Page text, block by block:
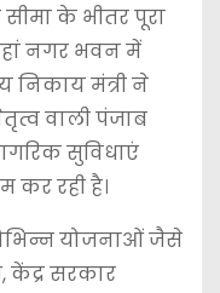
सीमा के भीतर पूरा
नगर भवन में
निकाय मंत्री ने
वाली पंजाब
सुविधाएं
कर रही है।
योजनाओं जैसे
केंद्र सरकार